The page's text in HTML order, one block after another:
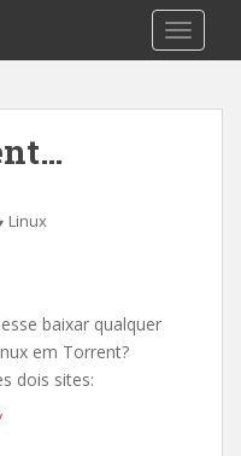
Linux
baixar qualquer
em Torrent?
dois sites: